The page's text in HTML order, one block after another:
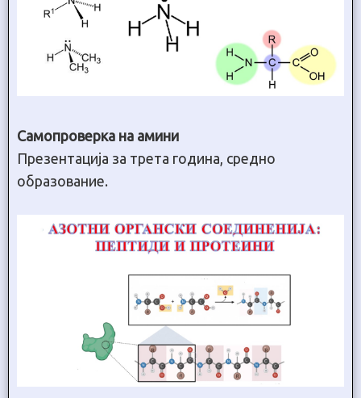
Самопроверка на амини
Презентација за трета година, средно
образование.